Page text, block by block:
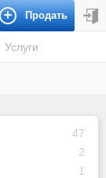
Продать
Услуги
47
2
1